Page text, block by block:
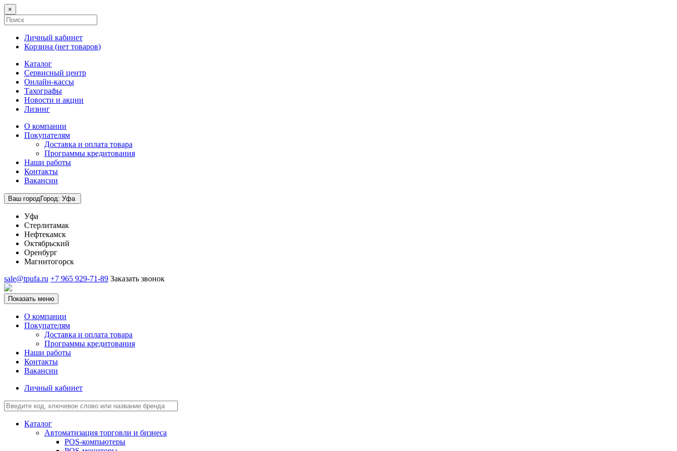
×
Личный кабинет
Корзина (нет товаров)
Каталог
Сервисный центр
Онлайн-кассы
Тахографы
Новости и акции
Лизинг
О компании
Покупателям
Доставка и оплата товара
Программы кредитования
Наши работы
Контакты
Вакансии
Ваш городГород: Уфа
Уфа
Стерлитамак
Нефтекамск
Октябрьский
Оренбург
Магнитогорск
sale@tpufa.ru +7 965 929-71-89 Заказать звонок
Показать меню
О компании
Покупателям
Доставка и оплата товара
Программы кредитования
Наши работы
Контакты
Вакансии
Личный кабинет
Каталог
Автоматизация торговли и бизнеса
POS-компьютеры